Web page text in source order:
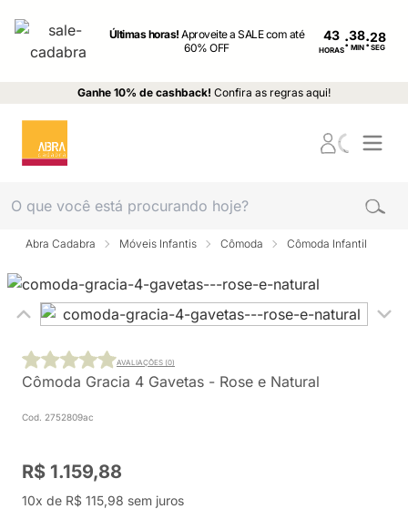
Últimas horas!Aproveite a SALE com até
60% OFF
43
HORAS: MIN : SEG
Ganhe 10% de cashback! Confira as regras aqui!
Abra Cadabra Móveis Infantis Cômoda Cômoda Infantil
Cômoda Gracia 4 Gavetas - Rose e Natural
Cod. 2752809ac
AVALIAÇÕES (0)
R$ 1.159,88
10x de R$ 115,98 sem juros